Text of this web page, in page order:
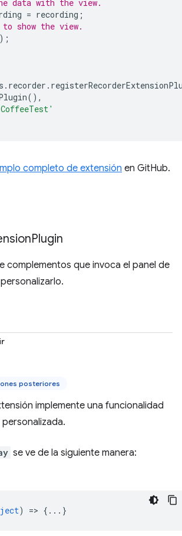
data with the view.
= recording ;
show the view.
. recorder .
(),
completo de extensión en GitHub.
Plugin
complementos que invoca el panel de
posteriores
implemente una funcionalidad
se ve de la siguiente manera:
) => {...}